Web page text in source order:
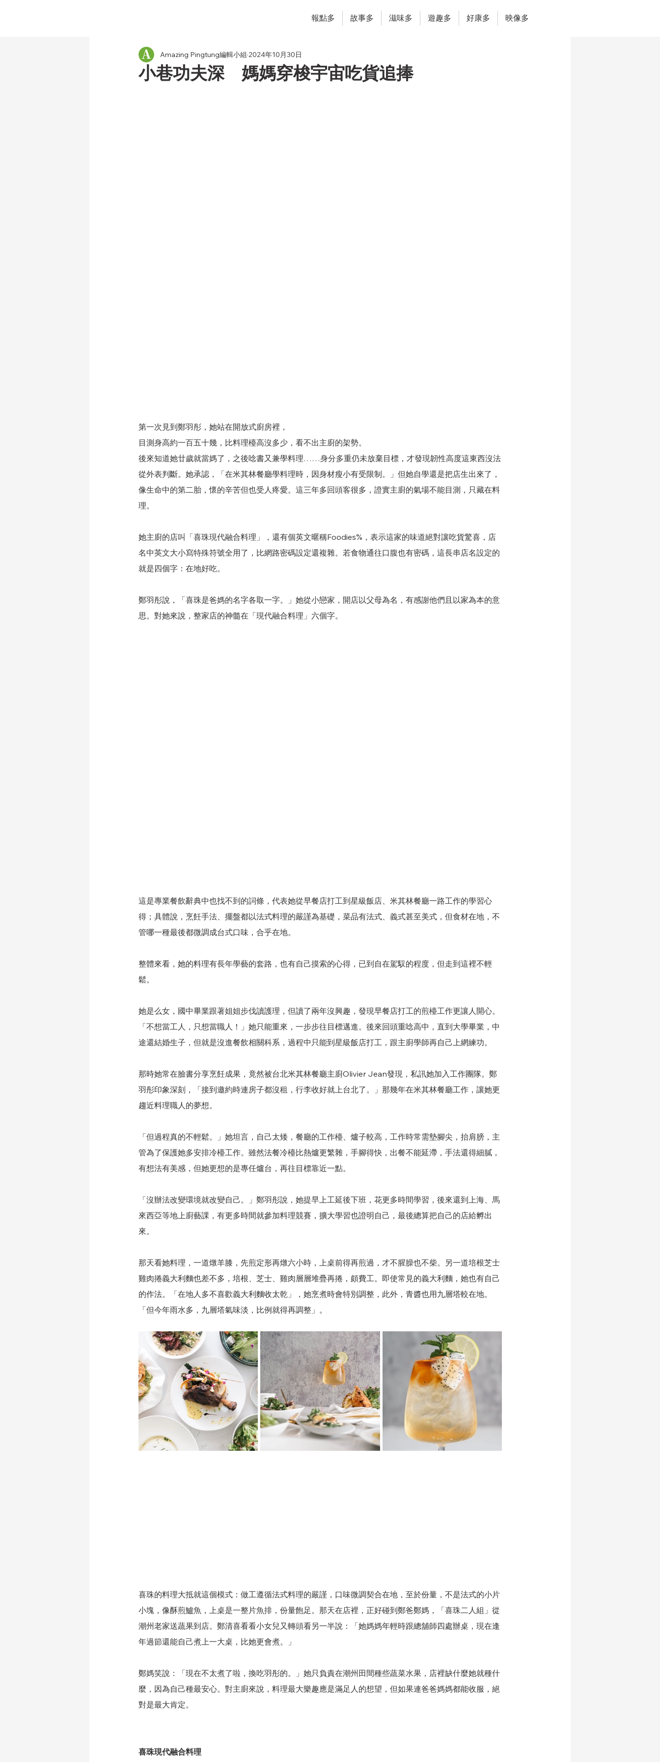
報點多 故事多 滋味多 遊趣多 好康多 映像多
小巷功夫深 媽媽穿梭宇宙吃貨追捧
Amazing Pingtung編輯小組 2024年10月30日
第一次見到鄭羽彤，她站在開放式廚房裡，
目測身高約一百五十幾，比料理檯高沒多少，看不出主廚的架勢。
後來知道她廿歲就當媽了，之後唸書又兼學料理……身分多重仍未放棄目標，才發現韌性高度這東西沒法
從外表判斷。她承認，「在米其林餐廳學料理時，因身材瘦小有受限制。」但她自學還是把店生出來了，
像生命中的第二胎，懷的辛苦但也受人疼愛。這三年多回頭客很多，證實主廚的氣場不能目測，只藏在料
理。
她主廚的店叫「喜珠現代融合料理」，還有個英文暱稱Foodies%，表示這家的味道絕對讓吃貨驚喜，店
名中英文大小寫特殊符號全用了，比網路密碼設定還複雜。若食物通往口腹也有密碼，這長串店名設定的
就是四個字：在地好吃。
鄭羽彤說，「喜珠是爸媽的名字各取一字。」她從小戀家，開店以父母為名，有感謝他們且以家為本的意
思。對她來說，整家店的神髓在「現代融合料理」六個字。
這是專業餐飲辭典中也找不到的詞條，代表她從早餐店打工到星級飯店、米其林餐廳一路工作的學習心
得；具體說，烹飪手法、擺盤都以法式料理的嚴謹為基礎，菜品有法式、義式甚至美式，但食材在地，不
管哪一種最後都微調成台式口味，合乎在地。
整體來看，她的料理有長年學藝的套路，也有自己摸索的心得，已到自在駕馭的程度，但走到這裡不輕
鬆。
她是么女，國中畢業跟著姐姐步伐讀護理，但讀了兩年沒興趣，發現早餐店打工的煎檯工作更讓人開心。
「不想當工人，只想當職人！」她只能重來，一步步往目標邁進。後來回頭重唸高中，直到大學畢業，中
途還結婚生子，但就是沒進餐飲相關科系，過程中只能到星級飯店打工，跟主廚學師再自己上網練功。
那時她常在臉書分享烹飪成果，竟然被台北米其林餐廳主廚Olivier Jean發現，私訊她加入工作團隊。鄭
羽彤印象深刻，「接到邀約時連房子都沒租，行李收好就上台北了。」那幾年在米其林餐廳工作，讓她更
趨近料理職人的夢想。
「但過程真的不輕鬆。」她坦言，自己太矮，餐廳的工作檯、爐子較高，工作時常需墊腳尖，抬肩膀，主
管為了保護她多安排冷檯工作。雖然法餐冷檯比熱爐更繁雜，手腳得快，出餐不能延滯，手法還得細膩，
有想法有美感，但她更想的是專任爐台，再往目標靠近一點。
「沒辦法改變環境就改變自己。」鄭羽彤說，她提早上工延後下班，花更多時間學習，後來還到上海、馬
來西亞等地上廚藝課，有更多時間就參加料理競賽，擴大學習也證明自己，最後總算把自己的店給孵出
來。
那天看她料理，一道燉羊膝，先煎定形再燉六小時，上桌前得再煎過，才不腥臊也不柴。另一道培根芝士
雞肉捲義大利麵也差不多，培根、芝士、雞肉層層堆疊再捲，頗費工。即使常見的義大利麵，她也有自己
的作法。「在地人多不喜歡義大利麵收太乾」，她烹煮時會特別調整，此外，青醬也用九層塔較在地。
「但今年雨水多，九層塔氣味淡，比例就得再調整」。
喜珠的料理大抵就這個模式：做工遵循法式料理的嚴謹，口味微調契合在地，至於份量，不是法式的小片
小塊，像酥煎鱸魚，上桌是一整片魚排，份量飽足。那天在店裡，正好碰到鄭爸鄭媽，「喜珠二人組」從
潮州老家送蔬果到店。鄭清喜看看小女兒又轉頭看另一半說：「她媽媽年輕時跟總舖師四處辦桌，現在逢
年過節還能自己煮上一大桌，比她更會煮。」
鄭媽笑說：「現在不太煮了啦，換吃羽彤的。」她只負責在潮州田間種些蔬菜水果，店裡缺什麼她就種什
麼，因為自己種最安心。對主廚來說，料理最大樂趣應是滿足人的想望，但如果連爸爸媽媽都能收服，絕
對是最大肯定。
喜珠現代融合料理